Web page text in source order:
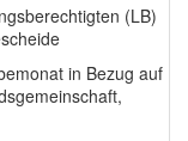
(LB)
in Bezug auf